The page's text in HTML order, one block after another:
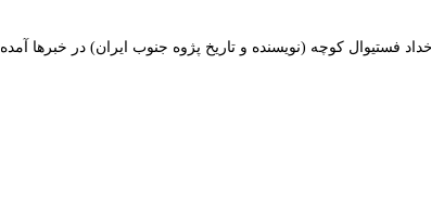
فستیوال کوچه (نویسنده و تاریخ پژوه جنوب ایران) در خبرها آمده